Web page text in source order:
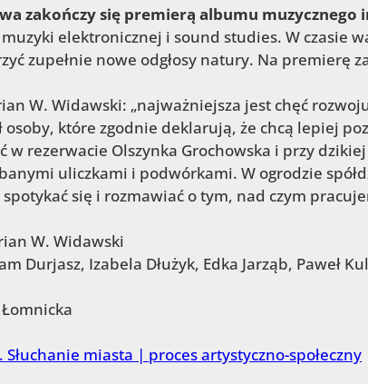
zakończy się premierą albumu muzycznego
muzyki elektronicznej i sound studies. W czasie
zupełnie nowe odgłosy natury. Na premierę
W. Widawski: „najważniejsza jest chęć
osoby, które zgodnie deklarują, że chcą lepiej
w rezerwacie Olszynka Grochowska i przy
uliczkami i podwórkami. W ogrodzie
się i rozmawiać o tym, nad czym
W. Widawski
Durjasz, Izabela Dłużyk, Edka Jarząb, Paweł